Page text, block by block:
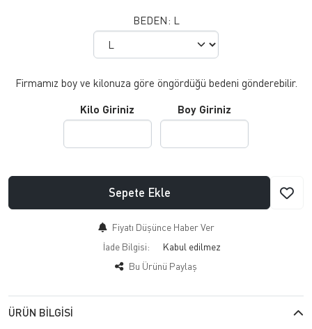
BEDEN: L
Firmamız boy ve kilonuza göre öngördüğü bedeni gönderebilir.
Kilo Giriniz Boy Giriniz
Sepete Ekle
Fiyatı Düşünce Haber Ver
İade Bilgisi:
Bu Ürünü Paylaş
ÜRÜN BILGISI